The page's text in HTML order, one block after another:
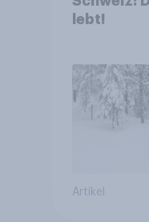
lebt!
Artikel